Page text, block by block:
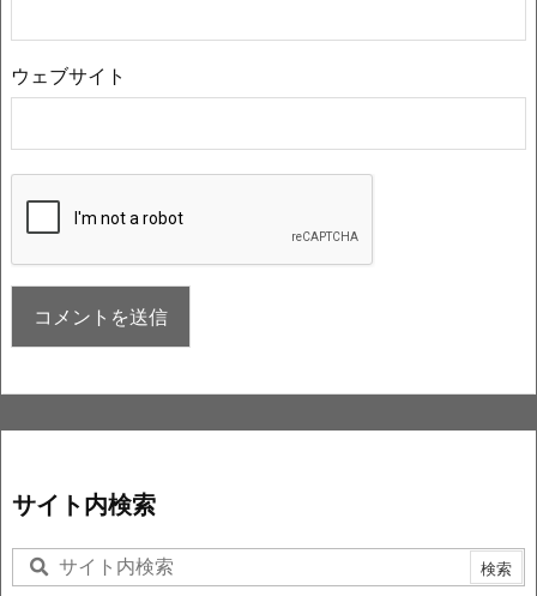
ウェブサイト
サイト内検索